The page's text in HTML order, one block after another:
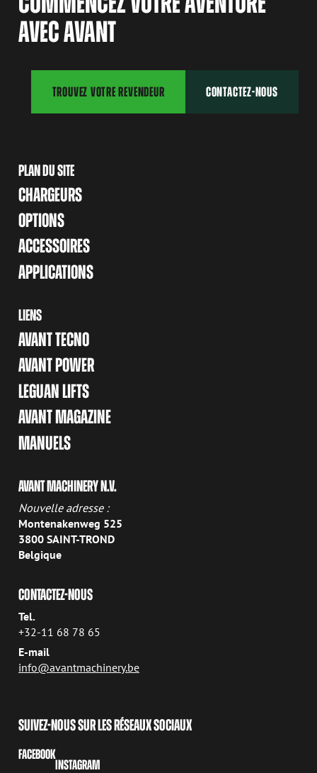
AVEC AVANT
TROUVEZ VOTRE REVENDEUR CONTACTEZ-NOUS
PLAN DU SITE
CHARGEURS
OPTIONS
ACCESSOIRES
APPLICATIONS
LIENS
AVANT TECNO
AVANT POWER
LEGUAN LIFTS
AVANT MAGAZINE
MANUELS
AVANT MACHINERY N.V.
Nouvelle adresse :
Montenakenweg 525
3800 SAINT-TROND
Belgique
CONTACTEZ-NOUS
Tel.
+32-11 68 78 65
E-mail
info@avantmachinery.be
SUIVEZ-NOUS SUR LES RÉSEAUX SOCIAUX
FACEBOOK
INSTAGRAM